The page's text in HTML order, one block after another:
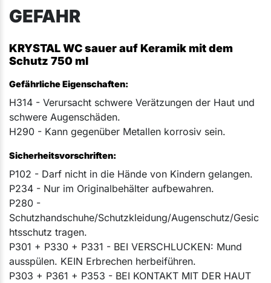
GEFAHR
KRYSTAL WC sauer auf Keramik mit dem
Schutz 750 ml
Gefährliche Eigenschaften:
H314 - Verursacht schwere Verätzungen der Haut und
schwere Augenschäden.
H290 - Kann gegenüber Metallen korrosiv sein.
Sicherheitsvorschriften:
P102 - Darf nicht in die Hände von Kindern gelangen.
P234 - Nur im Originalbehälter aufbewahren.
P280 -
Schutzhandschuhe/Schutzkleidung/Augenschutz/Gesic
htsschutz tragen.
P301 + P330 + P331 - BEI VERSCHLUCKEN: Mund
ausspülen. KEIN Erbrechen herbeiführen.
P303 + P361 + P353 - BEI KONTAKT MIT DER HAUT